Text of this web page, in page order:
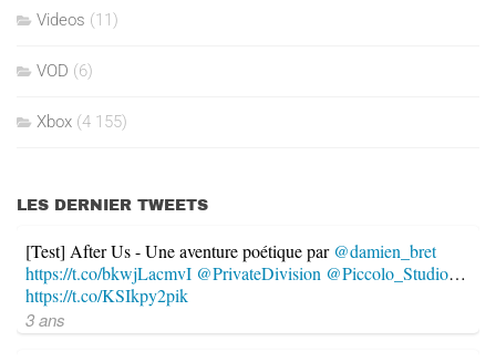
Videos (11)
VOD (6)
Xbox (4 155)
LES DERNIER TWEETS
[Test] After Us - Une aventure poétique par @damien_bret
https://t.co/bkwjLacmvI @PrivateDivision @Piccolo_Studio…
https://t.co/KSIkpy2pik
3 ans